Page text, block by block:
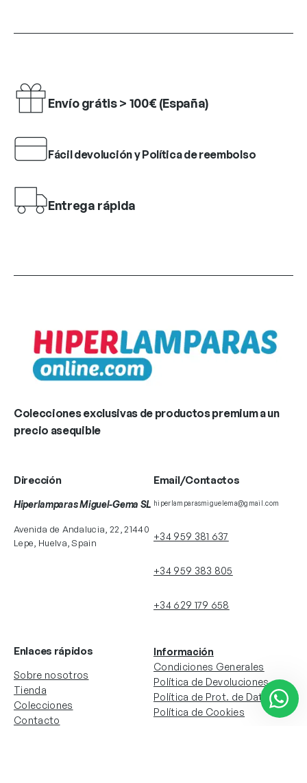
Envío grátis > 100€ (España)
Fácil devolución y Política de reembolso
Entrega rápida
Colecciones exclusivas de productos premium a un
precio asequible
Dirección
Hiperlamparas Miguel-Gema SL
Avenida de Andalucia, 22, 21440
Lepe, Huelva, Spain
Email/Contactos
hiperlamparasmiguelema@gmail.com
+34 959 381 637
+34 959 383 805
+34 629 179 658
Enlaces rápidos
Sobre nosotros
Tienda
Colecciones
Contacto
Información
Condiciones Generales
Política de Devoluciones
Política de Prot. de Datos
Política de Cookies